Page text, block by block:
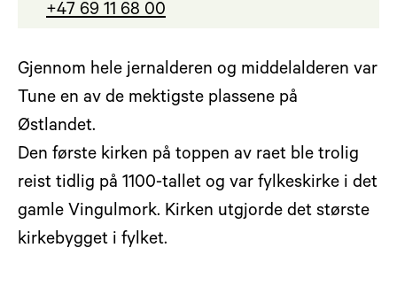
+47 69 11 68 00
Gjennom hele jernalderen og middelalderen var
Tune en av de mektigste plassene på
Østlandet.
Den første kirken på toppen av raet ble trolig
reist tidlig på 1100-tallet og var fylkeskirke i det
gamle Vingulmork. Kirken utgjorde det største
kirkebygget i fylket.